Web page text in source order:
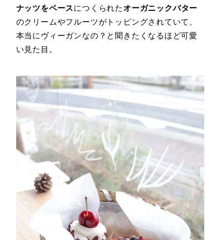
ナッツをベースにつくられたオーガニックバター
のクリームやフルーツがトッピングされていて、
本当にヴィーガンなの？と聞きたくなるほど可愛
い見た目。